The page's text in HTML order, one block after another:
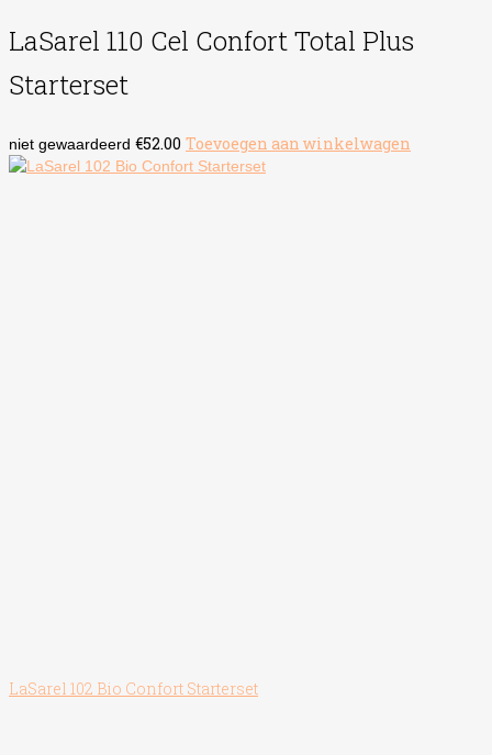
LaSarel 110 Cel Confort Total Plus
Starterset
niet gewaardeerd €52.00 Toevoegen aan winkelwagen
LaSarel 102 Bio Confort Starterset